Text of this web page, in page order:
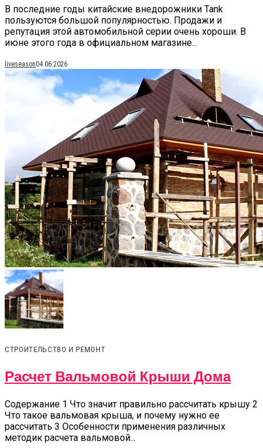
В последние годы китайские внедорожники Tank
пользуются большой популярностью. Продажи и
репутация этой автомобильной серии очень хороши. В
июне этого года в официальном магазине...
liveseason04.06.2026
СТРОИТЕЛЬСТВО И РЕМОНТ
Расчет Вальмовой Крыши Дома
Содержание 1 Что значит правильно рассчитать крышу 2
Что такое вальмовая крыша, и почему нужно ее
рассчитать 3 Особенности применения различных
методик расчета вальмовой...